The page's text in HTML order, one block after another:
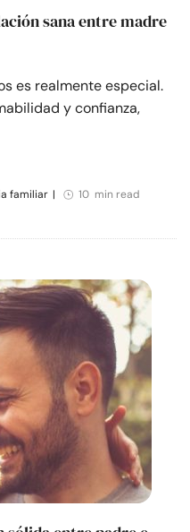
sana entre madre
es realmente especial.
y confianza,
familiar | 10 min read